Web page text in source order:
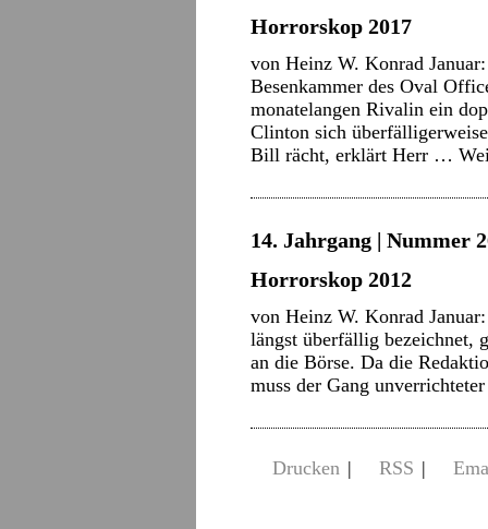
Horrorskop 2017
von Heinz W. Konrad
Besenkammer des Oval
monatelangen Rivalin ein
Clinton sich
Bill rächt, erklärt Herr …
14. Jahrgang | Nummer
Horrorskop 2012
von Heinz W. Konrad
längst überfällig bezeichnet,
an die Börse. Da die
muss der Gang
Drucken | RSS |